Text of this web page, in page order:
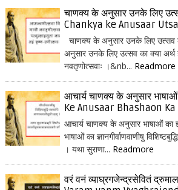
चाणक्य के अनुसार उनके लिए
Chankya ke Anusaar
चाणक्य के अनुसार उनके लिए उत्सव
अनुसार उनके लिए उत्सव का क्या अर्थ
नवतृणोत्सवाः ।&nb... Readmore
आचार्य चाणक्य के अनुसार
Ke Anusaar Bhashaon Ka
आचार्य चाणक्य के अनुसार भाषाओं का
भाषाओं का ज्ञानगीर्वाणवाणीषु
। यथा सुराणा... Readmore
वरं वनं व्याघ्रगजेन्द्रसेवितं